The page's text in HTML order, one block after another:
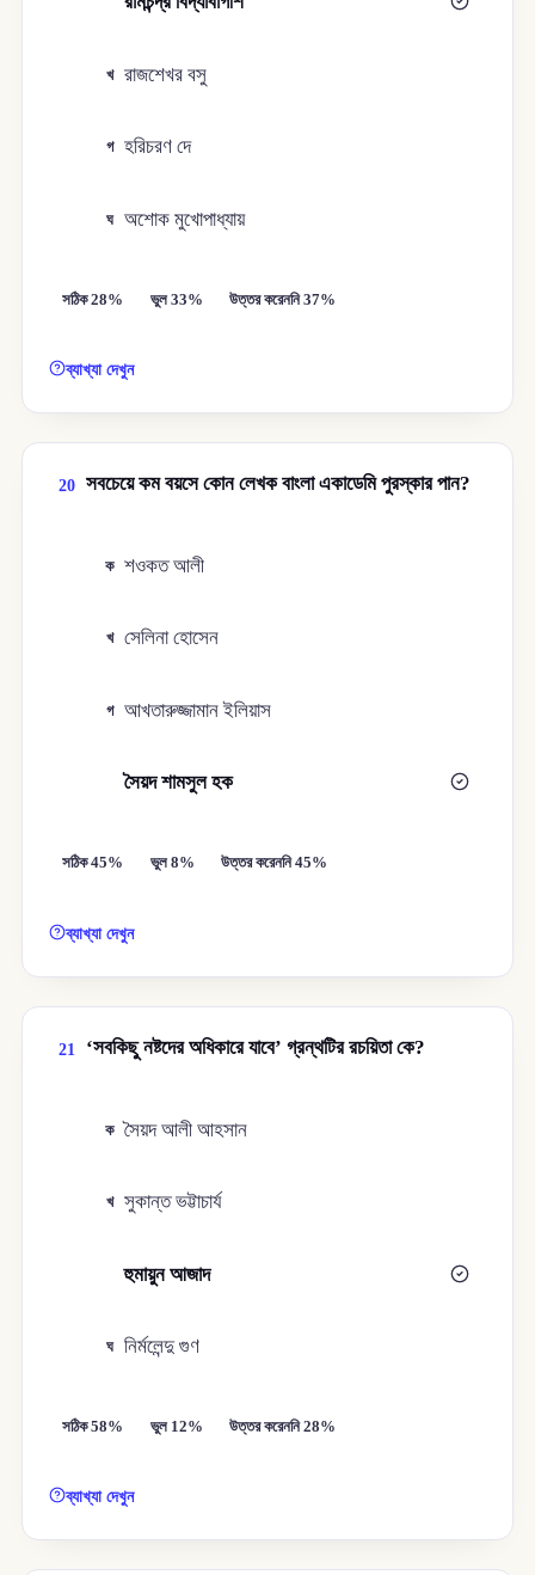
খ রাজশেখর বসু
গ হরিচরণ দে
ঘ অশোক মুখোপাধ্যায়
সঠিক 28% ভুল 33% উত্তর করেননি 37%
ব্যাখ্যা দেখুন
20 সবচেয়ে কম বয়সে কোন লেখক বাংলা একাডেমি পুরস্কার পান?
ক শওকত আলী
খ সেলিনা হােসেন
গ আখতারুজ্জামান ইলিয়াস
সৈয়দ শামসুল হক
সঠিক 45% ভুল 8% উত্তর করেননি 45%
ব্যাখ্যা দেখুন
21 ‘সবকিছু নষ্টদের অধিকারে যাবে’ গ্রন্থটির রচয়িতা কে?
ক সৈয়দ আলী আহসান
খ সুকান্ত ভট্টাচার্য
হুমায়ুন আজাদ
ঘ নির্মলেন্দু গুণ
সঠিক 58% ভুল 12% উত্তর করেননি 28%
ব্যাখ্যা দেখুন